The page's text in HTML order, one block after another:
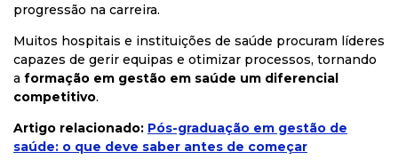
progressão na carreira.
Muitos hospitais e instituições de saúde procuram líderes
capazes de gerir equipas e otimizar processos, tornando
a formação em gestão em saúde um diferencial
competitivo.
Artigo relacionado: Pós-graduação em gestão de
saúde: o que deve saber antes de começar